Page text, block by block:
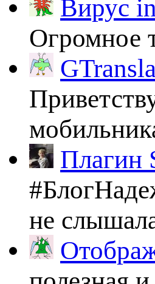
Вирус
Плагин
не